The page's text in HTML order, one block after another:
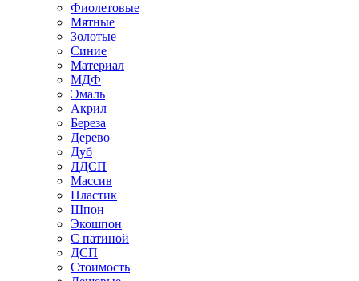
Фиолетовые
Мятные
Золотые
Синие
Материал
МДФ
Эмаль
Акрил
Береза
Дерево
Дуб
ЛДСП
Массив
Пластик
Шпон
Экошпон
С патиной
ДСП
Стоимость